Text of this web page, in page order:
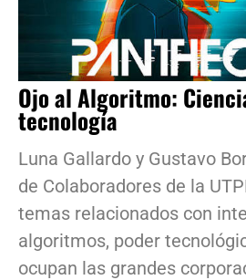
Ojo al Algoritmo:
tecnología
Luna Gallardo y Gustavo
de Colaboradores de la
temas relacionados con
algoritmos, poder
ocupan las grandes